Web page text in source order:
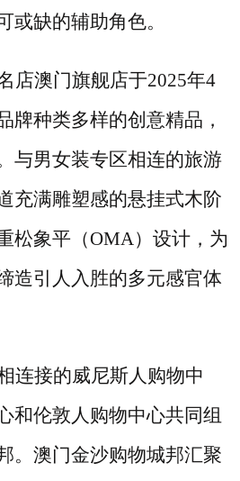
或缺的辅助角色。
店澳门旗舰店于2025年4
牌种类多样的创意精品，
与男女装专区相连的旅游
充满雕塑感的悬挂式木阶
松象平（OMA）设计，为
造引人入胜的多元感官体
连接的威尼斯人购物中
和伦敦人购物中心共同组
。澳门金沙购物城邦汇聚